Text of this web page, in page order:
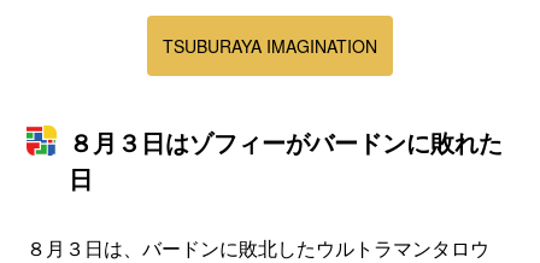
TSUBURAYA IMAGINATION
８月３日はゾフィーがバードンに敗れた
日
８月３日は、バードンに敗北したウルトラマンタロウ